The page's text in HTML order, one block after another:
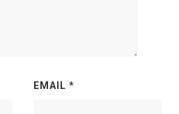
EMAIL *